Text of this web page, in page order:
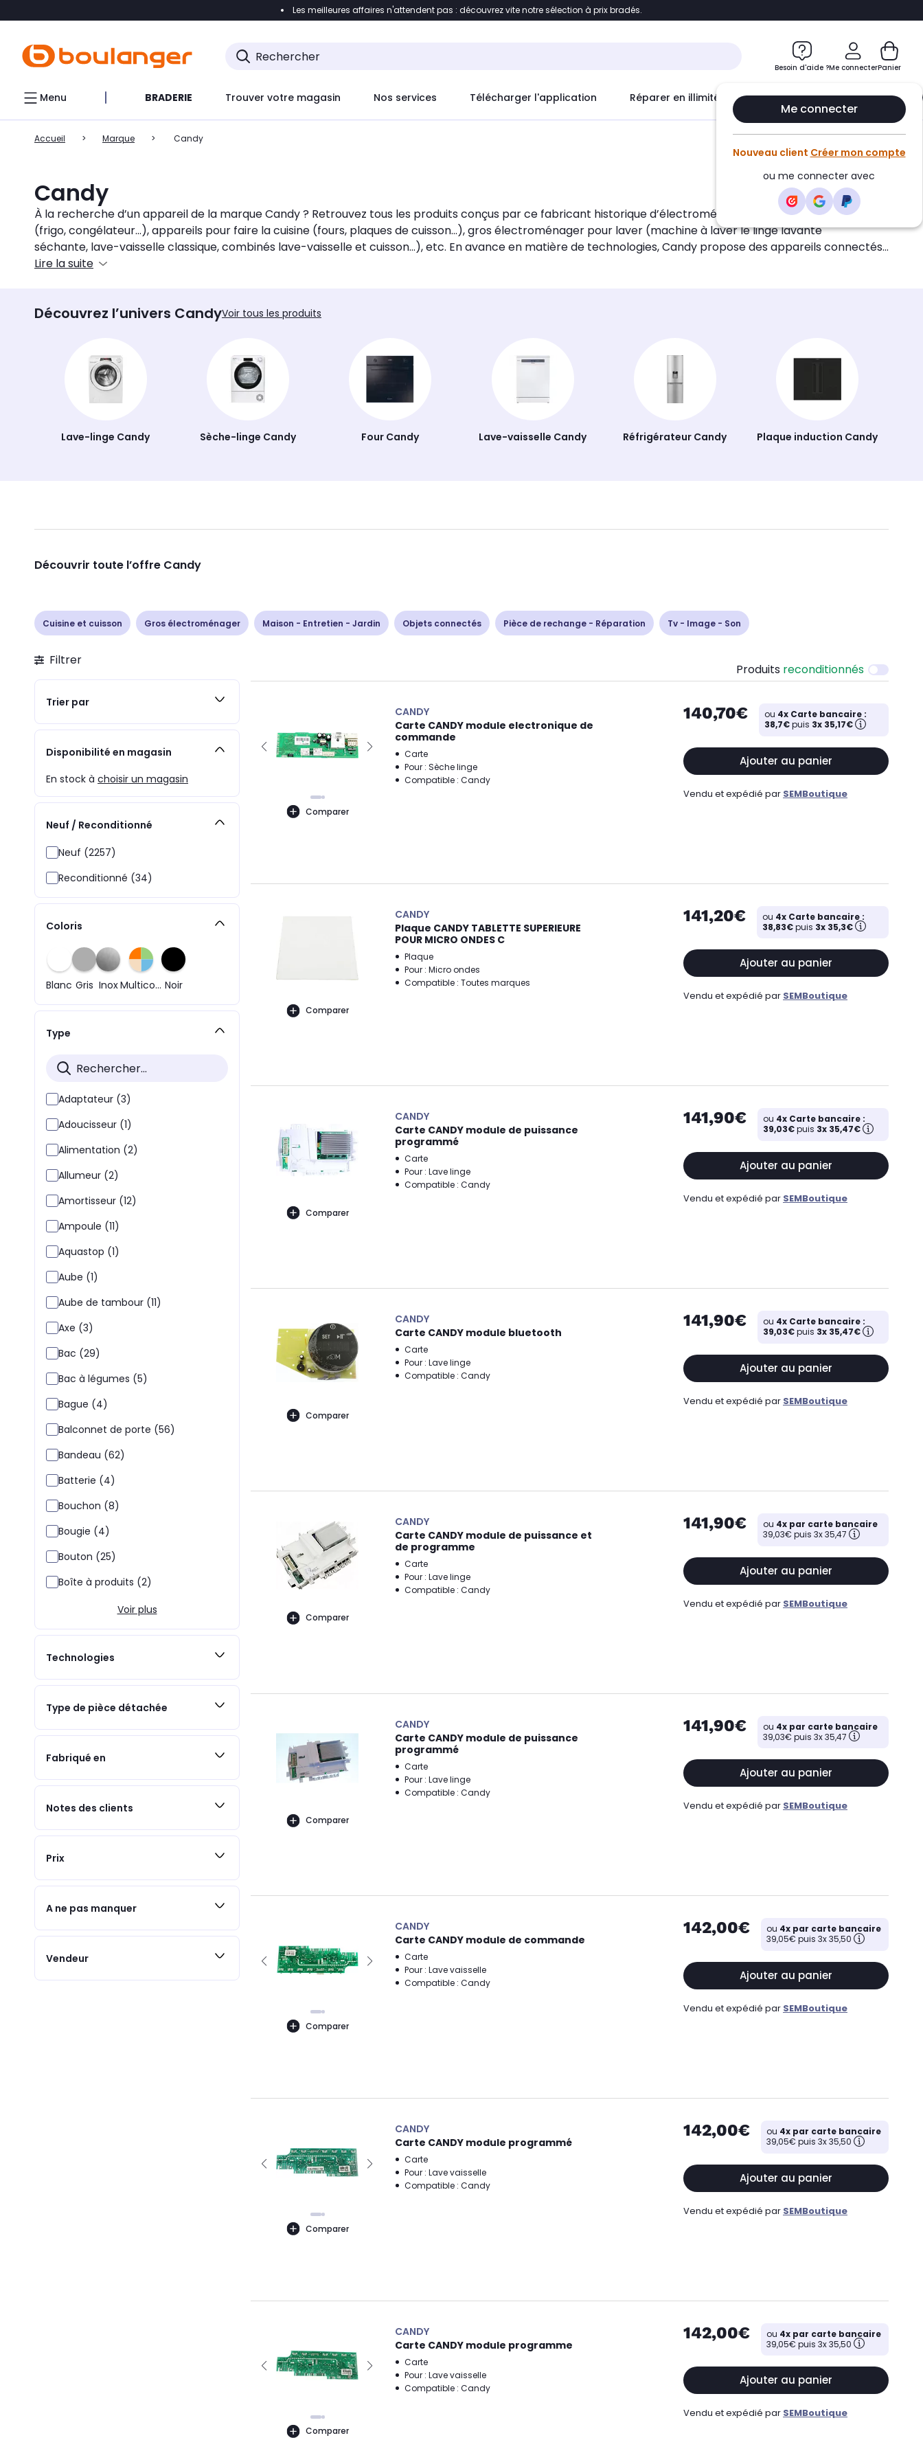
Accéder directement au contenu Accéder directement au pied de page Accéder directement au chatbot
Les meilleures affaires n'attendent pas : découvrez vite notre sélection à prix bradés.
Besoin d'aide ?Me connecter
Me connecter
Nouveau client Créer mon compte
ou me connecter avec
Panier
Menu BRADERIE Trouver votre magasin Nos services Télécharger l'application Réparer en illimité avec Le Club Infinity
Accueil Marque Candy
Candy
À la recherche d’un appareil de la marque Candy ? Retrouvez tous les produits conçus par ce fabricant historique d’électroménagers : gamme froid
(frigo, congélateur...), appareils pour faire la cuisine (fours, plaques de cuisson...), gros électroménager pour laver (machine à laver le linge lavante
séchante, lave-vaisselle classique, combinés lave-vaisselle et cuisson...), etc. En avance en matière de technologies, Candy propose des appareils connectés
avec l'application Simply-fi.
Lire la suite
Découvrez l’univers CandyVoir tous les produits
Lave-linge Candy Sèche-linge Candy Four Candy Lave-vaisselle Candy Réfrigérateur Candy Plaque induction Candy
Découvrir toute l’offre Candy
Cuisine et cuisson Gros électroménager Maison - Entretien - Jardin Objets connectés Pièce de rechange - Réparation Tv - Image - Son
Filtrer
Trier par
Disponibilité en magasin
En stock à choisir un magasin
Neuf / Reconditionné
Neuf (2257)
Reconditionné (34)
Coloris
Blanc Gris Inox Multicolore Noir
Type
Adaptateur (3)
Adoucisseur (1)
Alimentation (2)
Allumeur (2)
Amortisseur (12)
Ampoule (11)
Aquastop (1)
Aube (1)
Aube de tambour (11)
Axe (3)
Bac (29)
Bac à légumes (5)
Bague (4)
Balconnet de porte (56)
Bandeau (62)
Batterie (4)
Bouchon (8)
Bougie (4)
Bouton (25)
Boîte à produits (2)
Voir plus
Technologies
Type de pièce détachée
Fabriqué en
Notes des clients
Prix
A ne pas manquer
Vendeur
Produits reconditionnés
Comparer
CANDY
Carte CANDY module electronique de
commande
Carte
Pour : Sèche linge
Compatible : Candy
140,70€ ou 4x Carte bancaire :
38,7€puis 3x 35,17€
Ajouter au panier
Vendu et expédié par SEMBoutique
Comparer
CANDY
Plaque CANDY TABLETTE SUPERIEURE
POUR MICRO ONDES C
Plaque
Pour : Micro ondes
Compatible : Toutes marques
141,20€ ou 4x Carte bancaire :
38,83€puis 3x 35,3€
Ajouter au panier
Vendu et expédié par SEMBoutique
Comparer
CANDY
Carte CANDY module de puissance
programmé
Carte
Pour : Lave linge
Compatible : Candy
141,90€ ou 4x Carte bancaire :
39,03€puis 3x 35,47€
Ajouter au panier
Vendu et expédié par SEMBoutique
Comparer
CANDY
Carte CANDY module bluetooth
Carte
Pour : Lave linge
Compatible : Candy
141,90€ ou 4x Carte bancaire :
39,03€puis 3x 35,47€
Ajouter au panier
Vendu et expédié par SEMBoutique
Comparer
CANDY
Carte CANDY module de puissance et
de programme
Carte
Pour : Lave linge
Compatible : Candy
141,90€ ou 4x par carte bancaire
39,03€ puis 3x 35,47
Ajouter au panier
Vendu et expédié par SEMBoutique
Comparer
CANDY
Carte CANDY module de puissance
programmé
Carte
Pour : Lave linge
Compatible : Candy
141,90€ ou 4x par carte bancaire
39,03€ puis 3x 35,47
Ajouter au panier
Vendu et expédié par SEMBoutique
Comparer
CANDY
Carte CANDY module de commande
Carte
Pour : Lave vaisselle
Compatible : Candy
142,00€ ou 4x par carte bancaire
39,05€ puis 3x 35,50
Ajouter au panier
Vendu et expédié par SEMBoutique
Comparer
CANDY
Carte CANDY module programmé
Carte
Pour : Lave vaisselle
Compatible : Candy
142,00€ ou 4x par carte bancaire
39,05€ puis 3x 35,50
Ajouter au panier
Vendu et expédié par SEMBoutique
Comparer
CANDY
Carte CANDY module programme
Carte
Pour : Lave vaisselle
Compatible : Candy
142,00€ ou 4x par carte bancaire
39,05€ puis 3x 35,50
Ajouter au panier
Vendu et expédié par SEMBoutique